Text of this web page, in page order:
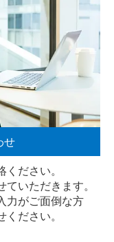
せ
ださい。
いただきます。
力がご面倒な方
ださい。